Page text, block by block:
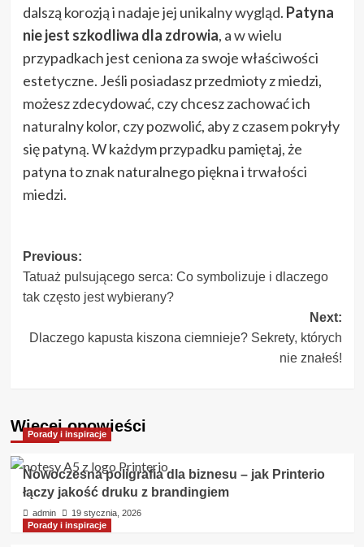
dalszą korozją i nadaje jej unikalny wygląd. Patyna
nie jest szkodliwa dla zdrowia, a w wielu
przypadkach jest ceniona za swoje właściwości
estetyczne. Jeśli posiadasz przedmioty z miedzi,
możesz zdecydować, czy chcesz zachować ich
naturalny kolor, czy pozwolić, aby z czasem pokryły
się patyną. W każdym przypadku pamiętaj, że
patyna to znak naturalnego piękna i trwałości
miedzi.
Post
navigation
Previous:
Tatuaż pulsującego serca: Co symbolizuje i dlaczego
tak często jest wybierany?
Next:
Dlaczego kapusta kiszona ciemnieje? Sekrety, których
nie znałeś!
Więcej opowieści
Porady i inspiracje
Nowoczesna poligrafia dla biznesu – jak Printerio
łączy jakość druku z brandingiem
admin
19 stycznia, 2026
Porady i inspiracje